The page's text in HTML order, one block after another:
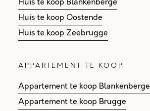
Huis te koop Oostende
Huis te koop Zeebrugge
APPARTEMENT TE KOOP
Appartement te koop Blankenberge
Appartement te koop Brugge